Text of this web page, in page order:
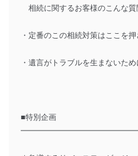
相続に関するお客様のこんな質
・定番のこの相続対策はここを
・遺言がトラブルを生まないた
■特別企画